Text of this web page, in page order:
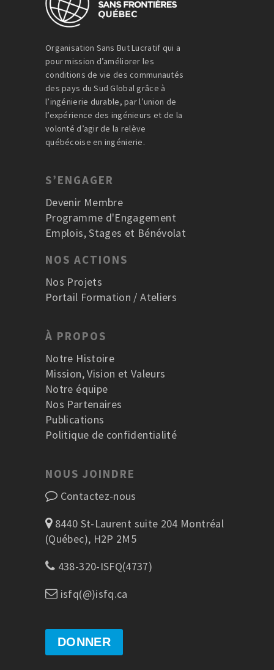
Organisation Sans But Lucratif qui a
pour mission d’améliorer les
conditions de vie des communautés
des pays du Sud Global grâce à
l’ingénierie durable, par l’union de
l’expérience des ingénieurs et de la
volonté d’agir de la relève
québécoise en ingénierie.
S’ENGAGER
Devenir Membre
Programme d'Engagement
Emplois, Stages et Bénévolat
NOS ACTIONS
Nos Projets
Portail Formation / Ateliers
À PROPOS
Notre Histoire
Mission, Vision et Valeurs
Notre équipe
Nos Partenaires
Publications
Politique de confidentialité
NOUS JOINDRE
Contactez-nous
8440 St-Laurent suite 204 Montréal
(Québec), H2P 2M5
438-320-ISFQ(4737)
isfq(@)isfq.ca
DONNER